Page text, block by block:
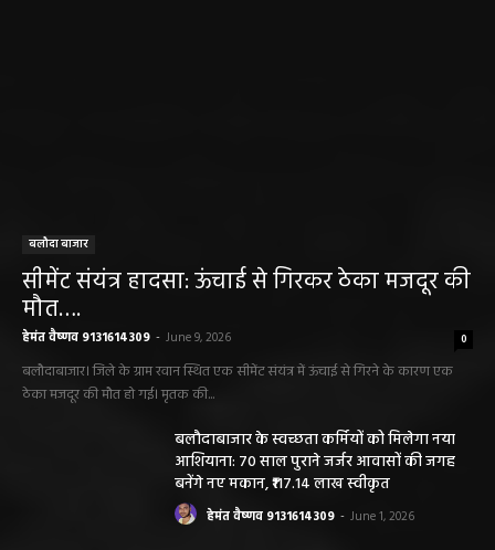
बलौदा बाजार
सीमेंट संयंत्र हादसा: ऊंचाई से गिरकर ठेका मजदूर की
मौत….
हेमंत वैष्णव 9131614309 - June 9, 2026 0
बलौदाबाजार। जिले के ग्राम रवान स्थित एक सीमेंट संयंत्र में ऊंचाई से गिरने के कारण एक
ठेका मजदूर की मौत हो गई। मृतक की...
बलौदाबाजार के स्वच्छता कर्मियों को मिलेगा नया
आशियाना: 70 साल पुराने जर्जर आवासों की जगह
बनेंगे नए मकान, ₹117.14 लाख स्वीकृत
हेमंत वैष्णव 9131614309 - June 1, 2026